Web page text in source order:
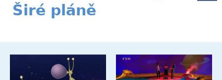
Širé pláně